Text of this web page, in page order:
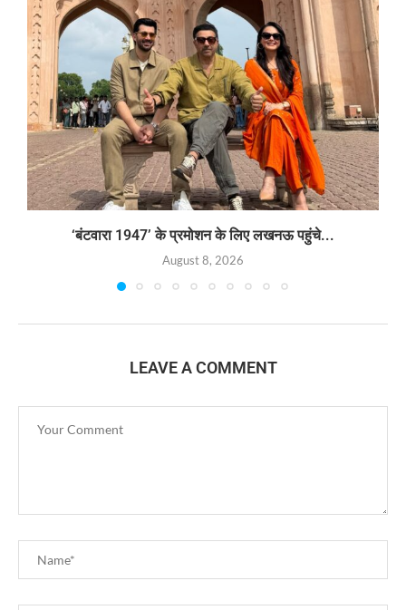
‘बंटवारा 1947’ के प्रमोशन के लिए लखनऊ पहुंचे...
August 8, 2026
LEAVE A COMMENT